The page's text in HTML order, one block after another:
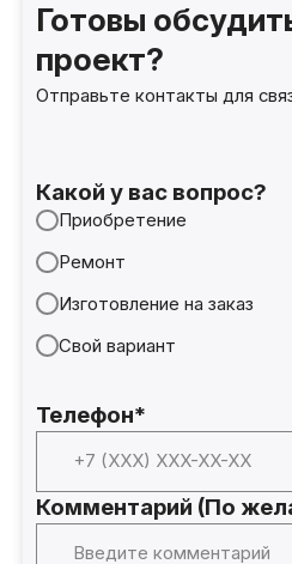
Готовы
проект?
Отправьте контакты для
Какой у вас вопрос?
Приобретение
Ремонт
Изготовление на заказ
Свой вариант
Телефон*
Комментарий (По